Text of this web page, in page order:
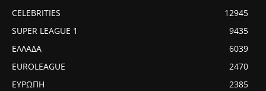
CELEBRITIES
12945
SUPER LEAGUE 1
9435
ΕΛΛΑΔΑ
6039
EUROLEAGUE
2470
ΕΥΡΩΠΗ
2385